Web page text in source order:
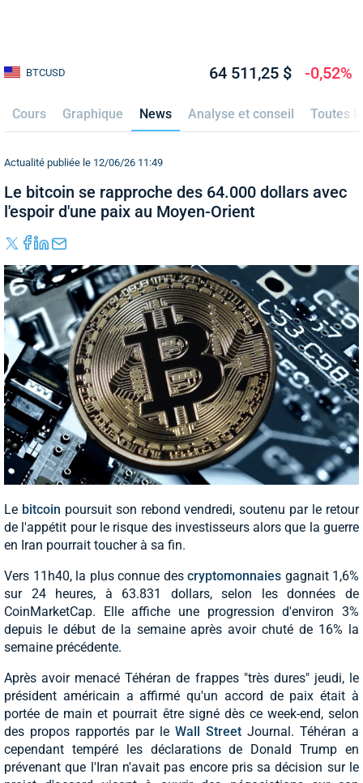
BTCUSD 64 511,25 $ -0,52%
Cours Graphique News Analyse et conseil Toutes
Actualité publiée le 12/06/26 11:49
Le bitcoin se rapproche des 64.000 dollars avec
l'espoir d'une paix au Moyen-Orient
Le bitcoin poursuit son rebond vendredi, soutenu par le retour
de l'appétit pour le risque des investisseurs alors que la guerre
en Iran pourrait toucher à sa fin.
Vers 11h40, la plus connue des cryptomonnaies gagnait 1,6%
sur 24 heures, à 63.831 dollars, selon les données de
CoinMarketCap. Elle affiche une progression d'environ 3%
depuis le début de la semaine après avoir chuté de 16% la
semaine précédente.
Après avoir menacé Téhéran de frappes "très dures" jeudi, le
président américain a affirmé qu'un accord de paix était à
portée de main et pourrait être signé dès ce week-end, selon
des propos rapportés par le Wall Street Journal. Téhéran a
cependant tempéré les déclarations de Donald Trump en
prévenant que l'Iran n'avait pas encore pris sa décision sur le